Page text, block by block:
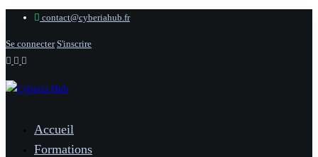
contact@cyberiahub.fr
Se connecter S'inscrire
Accueil
Formations